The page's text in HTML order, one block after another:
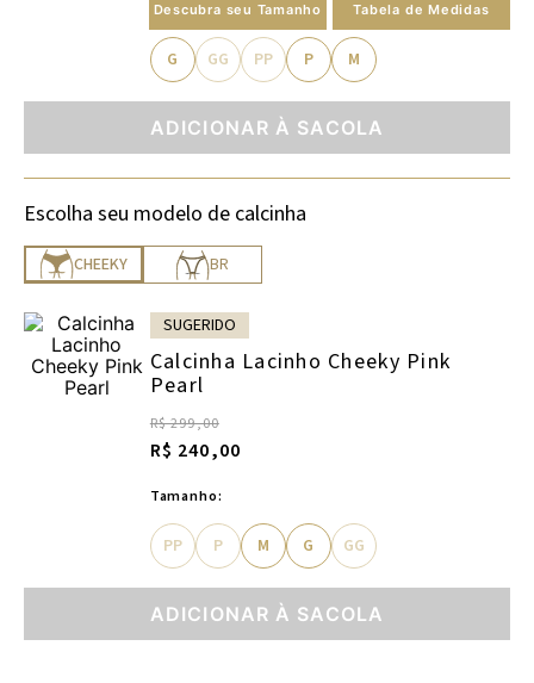
Descubra seu Tamanho Tabela de Medidas
G GG PP P M
ADICIONAR À SACOLA
Escolha seu modelo de calcinha
CHEEKY BR
SUGERIDO
Calcinha Lacinho Cheeky Pink
Pearl
R$ 299,00
R$ 240,00
Tamanho:
PP P M G GG
ADICIONAR À SACOLA